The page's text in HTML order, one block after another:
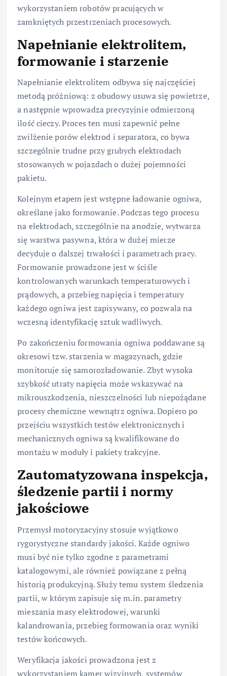
wykorzystaniem robotów pracujących w
zamkniętych przestrzeniach procesowych.
Napełnianie elektrolitem,
formowanie i starzenie
Napełnianie elektrolitem odbywa się najczęściej
metodą próżniową: z obudowy usuwa się powietrze,
a następnie wprowadza precyzyjnie odmierzoną
ilość cieczy. Proces ten musi zapewnić pełne
zwilżenie porów elektrod i separatora, co bywa
szczególnie trudne przy grubych elektrodach
stosowanych w pojazdach o dużej pojemności
pakietu.
Kolejnym etapem jest wstępne ładowanie ogniwa,
określane jako formowanie. Podczas tego procesu
na elektrodach, szczególnie na anodzie, wytwarza
się warstwa pasywna, która w dużej mierze
decyduje o dalszej trwałości i parametrach pracy.
Formowanie prowadzone jest w ściśle
kontrolowanych warunkach temperaturowych i
prądowych, a przebieg napięcia i temperatury
każdego ogniwa jest zapisywany, co pozwala na
wczesną identyfikację sztuk wadliwych.
Po zakończeniu formowania ogniwa poddawane są
okresowi tzw. starzenia w magazynach, gdzie
monitoruje się samorozładowanie. Zbyt wysoka
szybkość utraty napięcia może wskazywać na
mikrouszkodzenia, nieszczelności lub niepożądane
procesy chemiczne wewnątrz ogniwa. Dopiero po
przejściu wszystkich testów elektronicznych i
mechanicznych ogniwa są kwalifikowane do
montażu w moduły i pakiety trakcyjne.
Zautomatyzowana inspekcja,
śledzenie partii i normy
jakościowe
Przemysł motoryzacyjny stosuje wyjątkowo
rygorystyczne standardy jakości. Każde ogniwo
musi być nie tylko zgodne z parametrami
katalogowymi, ale również powiązane z pełną
historią produkcyjną. Służy temu system śledzenia
partii, w którym zapisuje się m.in. parametry
mieszania masy elektrodowej, warunki
kalandrowania, przebieg formowania oraz wyniki
testów końcowych.
Weryfikacja jakości prowadzona jest z
wykorzystaniem kamer wizyjnych, systemów